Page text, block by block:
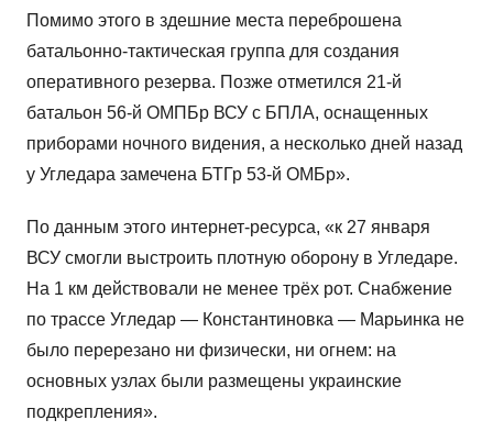
Помимо этого в здешние места переброшена
батальонно-тактическая группа для создания
оперативного резерва. Позже отметился 21-й
батальон 56-й ОМПБр ВСУ с БПЛА, оснащенных
приборами ночного видения, а несколько дней назад
у Угледара замечена БТГр 53-й ОМБр».
По данным этого интернет-ресурса, «к 27 января
ВСУ смогли выстроить плотную оборону в Угледаре.
На 1 км действовали не менее трёх рот. Снабжение
по трассе Угледар — Константиновка — Марьинка не
было перерезано ни физически, ни огнем: на
основных узлах были размещены украинские
подкрепления».